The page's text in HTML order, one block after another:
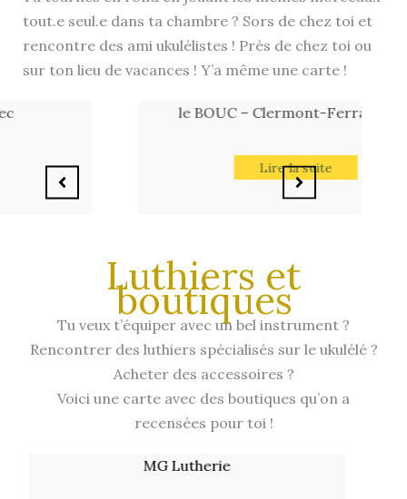
tout.e seul.e dans ta chambre ? Sors de chez toi et
rencontre des ami ukulélistes ! Près de chez toi ou
sur ton lieu de vacances ! Y’a même une carte !
le BOUC – Clermont-Ferrand (63)
Luthiers et
boutiques
Tu veux t’équiper avec un bel instrument ?
Rencontrer des luthiers spécialisés sur le ukulélé ?
Acheter des accessoires ?
Voici une carte avec des boutiques qu’on a
recensées pour toi !
MG Lutherie